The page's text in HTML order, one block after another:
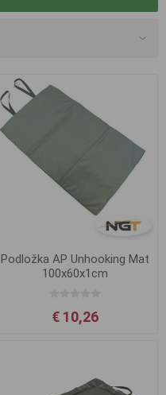
Podložka AP Unhooking Mat
100x60x1cm
€ 10,26